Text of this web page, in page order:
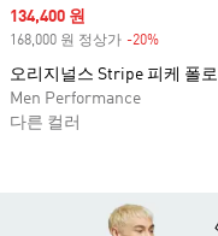
Sale price
134,400 원
168,000 원 정상가 -20%
오리지널스 Stripe 피케 폴로
Men Performance
다른 컬러